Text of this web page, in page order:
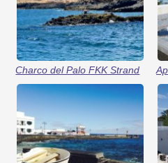
Charco del Palo FKK Strand